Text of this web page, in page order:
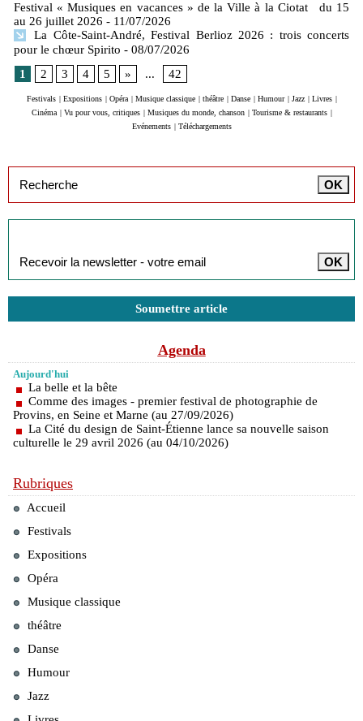
Festival « Musiques en vacances » de la Ville à la Ciotat du 15
au 26 juillet 2026 - 11/07/2026
La Côte-Saint-André, Festival Berlioz 2026 : trois concerts
pour le chœur Spirito - 08/07/2026
1
2 3 4 5 » ... 42
Festivals | Expositions | Opéra | Musique classique | théâtre | Danse | Humour | Jazz | Livres |
Cinéma | Vu pour vous, critiques | Musiques du monde, chanson | Tourisme & restaurants |
Evénements | Téléchargements
Soumettre article
Agenda
Aujourd'hui
La belle et la bête
Comme des images - premier festival de photographie de
Provins, en Seine et Marne (au 27/09/2026)
La Cité du design de Saint-Étienne lance sa nouvelle saison
culturelle le 29 avril 2026 (au 04/10/2026)
Rubriques
Accueil
Festivals
Expositions
Opéra
Musique classique
théâtre
Danse
Humour
Jazz